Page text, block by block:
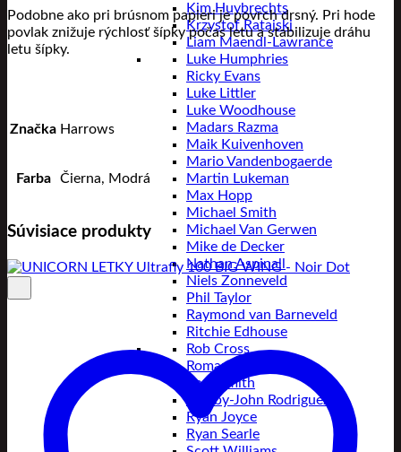
Kim Huybrechts
Krzystof Ratajski
Liam Maendl-Lawrance
Luke Humphries
Ricky Evans
Luke Littler
Luke Woodhouse
Madars Razma
Maik Kuivenhoven
Mario Vandenbogaerde
Martin Lukeman
Max Hopp
Michael Smith
Michael Van Gerwen
Mike de Decker
Nathan Aspinall
Niels Zonneveld
Phil Taylor
Raymond van Barneveld
Ritchie Edhouse
Rob Cross
Roman Benecký
Ross Smith
Rowby-John Rodriguez
Ryan Joyce
Ryan Searle
Podobne ako pri brúsnom papieri je povrch drsný. Pri hode
povlak znižuje rýchlosť šípky počas letu a stabilizuje dráhu
letu šípky.
Značka Harrows
Farba Čierna, Modrá
Súvisiace produkty